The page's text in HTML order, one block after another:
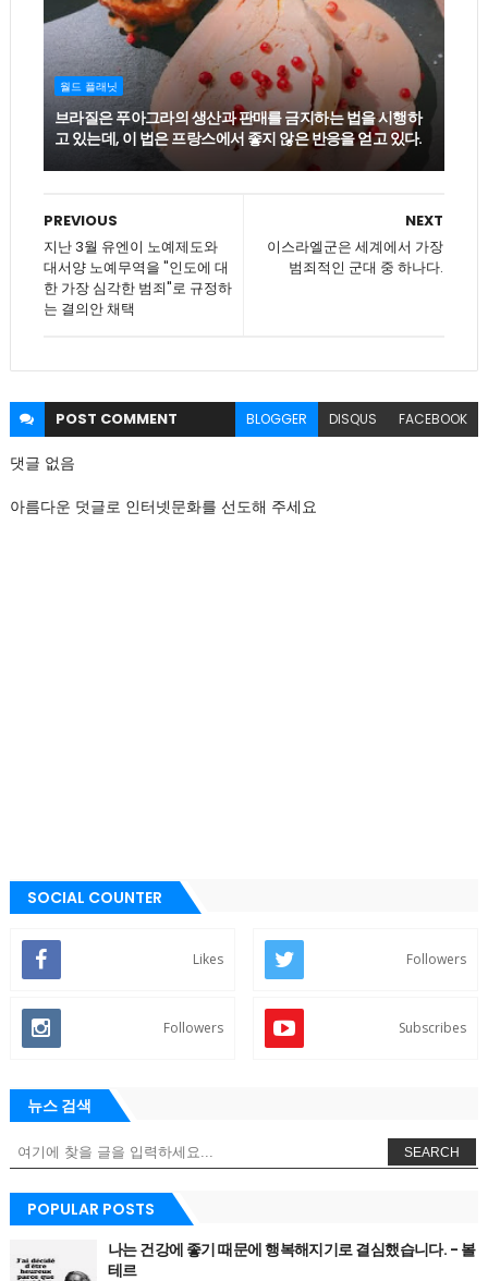
월드 플래닛
브라질은 푸아그라의 생산과 판매를 금지하는 법을 시행하
고 있는데, 이 법은 프랑스에서 좋지 않은 반응을 얻고 있다.
NEXT
이스라엘군은 세계에서 가장
범죄적인 군대 중 하나다.
PREVIOUS
지난 3월 유엔이 노예제도와
대서양 노예무역을 "인도에 대
한 가장 심각한 범죄"로 규정하
는 결의안 채택
POST COMMENT BLOGGER DISQUS FACEBOOK
댓글 없음
아름다운 덧글로 인터넷문화를 선도해 주세요
SOCIAL COUNTER
Likes Followers
Followers Subscribes
뉴스 검색
SEARCH
POPULAR POSTS
나는 건강에 좋기 때문에 행복해지기로 결심했습니다. - 볼
테르